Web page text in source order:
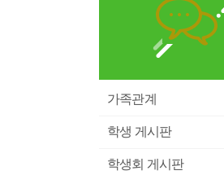
가족관계
학생 게시판
학생회 게시판